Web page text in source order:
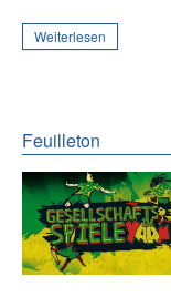
Weiterlesen
Feuilleton